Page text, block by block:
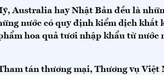
Australia hay Nhật Bản đều là
nước có quy định kiểm dịch khắt
hoa quả tươi nhập khẩu từ nước
tán thương mại, Thương vụ Việt